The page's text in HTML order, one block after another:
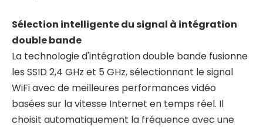
Sélection intelligente du signal à intégration
double bande
La technologie d'intégration double bande fusionne
les SSID 2,4 GHz et 5 GHz, sélectionnant le signal
WiFi avec de meilleures performances vidéo
basées sur la vitesse Internet en temps réel. Il
choisit automatiquement la fréquence avec une